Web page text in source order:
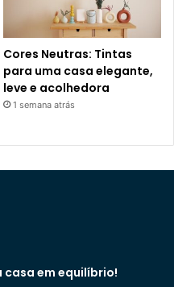
Cores Neutras: Tintas
para uma casa elegante,
leve e acolhedora
1 semana atrás
casa em equilíbrio!